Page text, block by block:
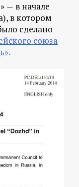
— в начале
в котором
сделано
союза
.